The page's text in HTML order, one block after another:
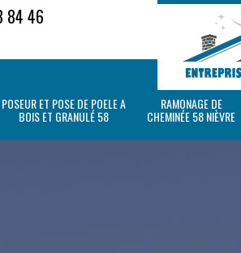
84 46
POSEUR ET POSE DE POELE A
BOIS ET GRANULÉ 58
RAMONAGE DE
CHEMINÉE 58 NIÈVRE